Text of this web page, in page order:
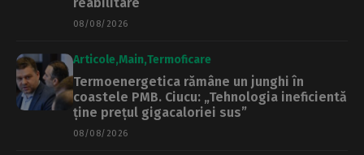
08/08/2026
Articole Main Termoficare
Termoenergetica rămâne un junghi în
coastele PMB. Ciucu: „Tehnologia ineficientă
ține prețul gigacaloriei sus”
08/08/2026